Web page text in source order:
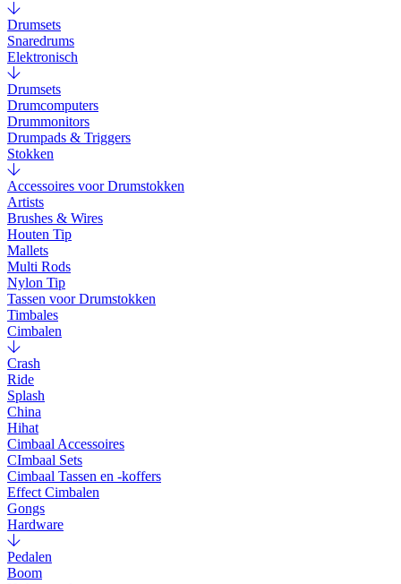
Drumsets
Snaredrums
Elektronisch
Drumsets
Drumcomputers
Drummonitors
Drumpads & Triggers
Stokken
Accessoires voor Drumstokken
Artists
Brushes & Wires
Houten Tip
Mallets
Multi Rods
Nylon Tip
Tassen voor Drumstokken
Timbales
Cimbalen
Crash
Ride
Splash
China
Hihat
Cimbaal Accessoires
CImbaal Sets
Cimbaal Tassen en -koffers
Effect Cimbalen
Gongs
Hardware
Pedalen
Boom